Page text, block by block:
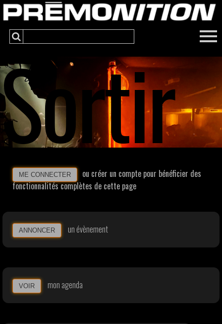
Sortir
ME CONNECTER
ou créer un compte pour bénéficier des
fonctionnalités complètes de cette page
ANNONCER un évènement
VOIR mon agenda